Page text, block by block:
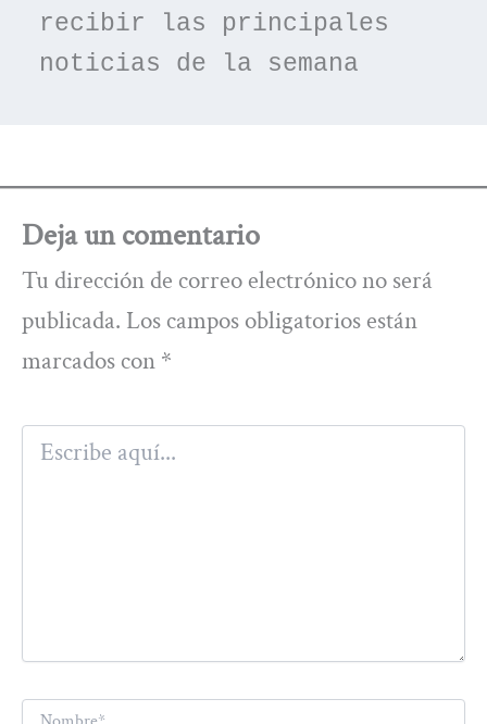
recibir las principales
noticias de la semana
Deja un comentario
Tu dirección de correo electrónico no será
publicada. Los campos obligatorios están
marcados con *
Escribe
aquí...
Nombre*